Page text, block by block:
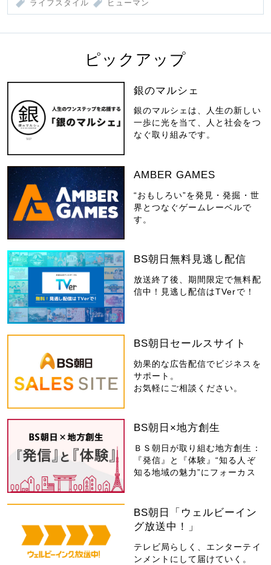
ライフスタイル ヒューマン
ピックアップ
銀のマルシェ
銀のマルシェは、人生の新しい
一歩に光を当て、人と社会をつ
なぐ取り組みです。
AMBER GAMES
“おもしろい”を発見・発掘・世
界とつなぐゲームレーベルで
す。
BS朝日無料見逃し配信
放送終了後、期間限定で無料配
信中！見逃し配信はTVerで！
BS朝日セールスサイト
効果的な広告配信でビジネスを
サポート。
お気軽にご相談ください。
BS朝日×地方創生
ＢＳ朝日が取り組む地方創生：
『発信』と『体験』“知る人ぞ
知る地域の魅力”にフォーカス
BS朝日「ウェルビーイン
グ放送中！」
テレビ局らしく、エンターテイ
ンメントにして届けていく。